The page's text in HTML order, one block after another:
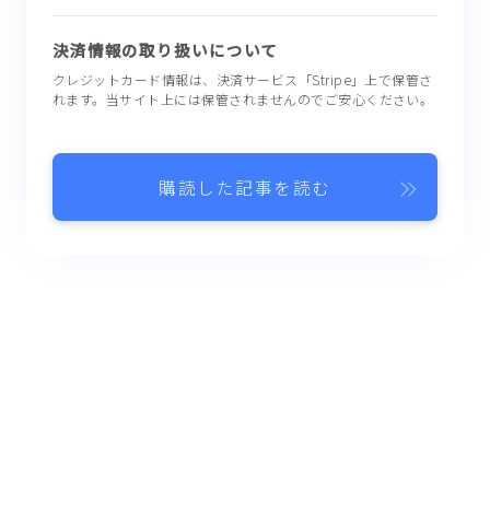
決済情報の取り扱いについて
クレジットカード情報は、決済サービス「Stripe」上で保管さ
れます。当サイト上には保管されませんのでご安心ください。
購読した記事を読む